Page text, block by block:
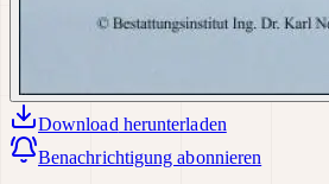
Download herunterladen
Benachrichtigung abonnieren